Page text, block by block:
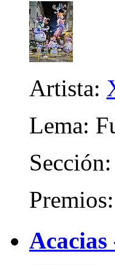
Artista:
Lema:
Sección: